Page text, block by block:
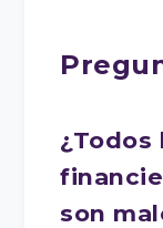
¿Todos
son